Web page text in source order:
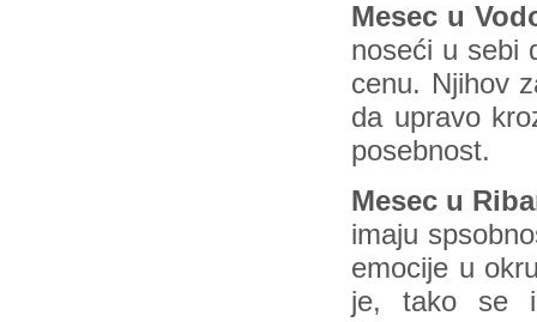
Mesec u
noseći u sebi
cenu. Njihov
da upravo
posebnost.
Mesec u
imaju
emocije u
je, tako se i